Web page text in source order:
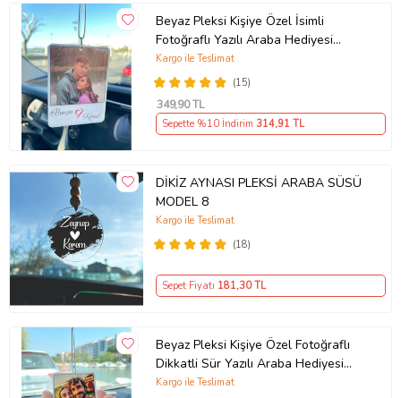
Beyaz Pleksi Kişiye Özel İsimli
Fotoğraflı Yazılı Araba Hediyesi
Araba Süsü Dikiz Aynası Süsü - Çift
Taraflı
(15)
Kargo ile Teslimat
349,90 TL
Sepette %10 İndirim 314,91 TL
DİKİZ AYNASI PLEKSİ ARABA SÜSÜ
MODEL 8
(18)
Kargo ile Teslimat
Sepet Fiyatı 181,30 TL
Beyaz Pleksi Kişiye Özel Fotoğraflı
Dikkatli Sür Yazılı Araba Hediyesi
Araba Süsü Dikiz Aynası Süsü
Kargo ile Teslimat